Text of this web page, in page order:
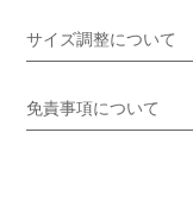
サイズ調整について
免責事項について